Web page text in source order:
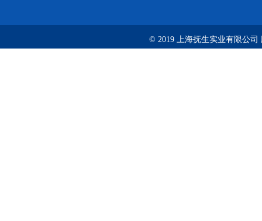
© 2019 上海抚生实业有限公司